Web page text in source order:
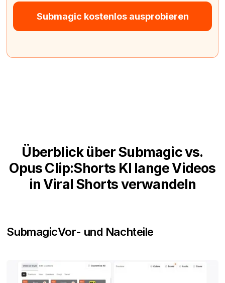
Submagic kostenlos ausprobieren
Überblick über Submagic vs.
Opus Clip:Shorts KI lange Videos
in Viral Shorts verwandeln
SubmagicVor- und Nachteile